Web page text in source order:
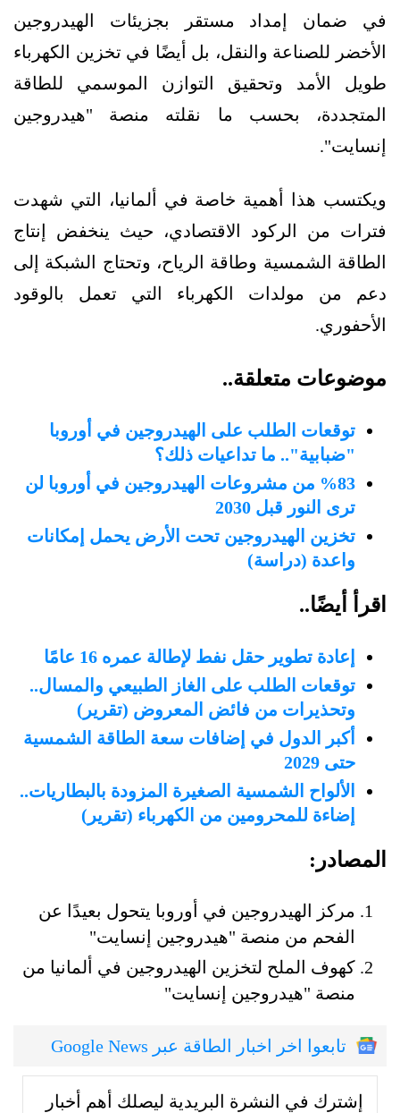
في ضمان إمداد مستقر بجزيئات الهيدروجين
الأخضر للصناعة والنقل، بل أيضًا في تخزين الكهرباء
طويل الأمد وتحقيق التوازن الموسمي للطاقة
المتجددة، بحسب ما نقلته منصة "هيدروجين
إنسايت".
ويكتسب هذا أهمية خاصة في ألمانيا، التي شهدت
فترات من الركود الاقتصادي، حيث ينخفض إنتاج
الطاقة الشمسية وطاقة الرياح، وتحتاج الشبكة إلى
دعم من مولدات الكهرباء التي تعمل بالوقود
الأحفوري.
موضوعات متعلقة..
توقعات الطلب على الهيدروجين في أوروبا
"ضبابية".. ما تداعيات ذلك؟
%83 من مشروعات الهيدروجين في أوروبا لن
ترى النور قبل 2030
تخزين الهيدروجين تحت الأرض يحمل إمكانات
واعدة (دراسة)
اقرأ أيضًا..
إعادة تطوير حقل نفط لإطالة عمره 16 عامًا
توقعات الطلب على الغاز الطبيعي والمسال..
وتحذيرات من فائض المعروض (تقرير)
أكبر الدول في إضافات سعة الطاقة الشمسية
حتى 2029
الألواح الشمسية الصغيرة المزودة بالبطاريات..
إضاءة للمحرومين من الكهرباء (تقرير)
المصادر:
مركز الهيدروجين في أوروبا يتحول بعيدًا عن
الفحم من منصة "هيدروجين إنسايت"
كهوف الملح لتخزين الهيدروجين في ألمانيا من
منصة "هيدروجين إنسايت"
تابعوا اخر اخبار الطاقة عبر Google News
إشترك في النشرة البريدية ليصلك أهم أخبار